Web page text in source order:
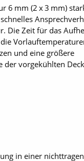
6 mm (2 x 3 mm)
Die Zeit für das
und eine größere
vorgekühlten
in einer